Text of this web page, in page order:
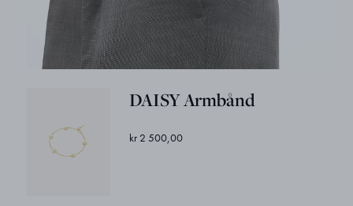
DAISY Armbånd
kr 2 500,00